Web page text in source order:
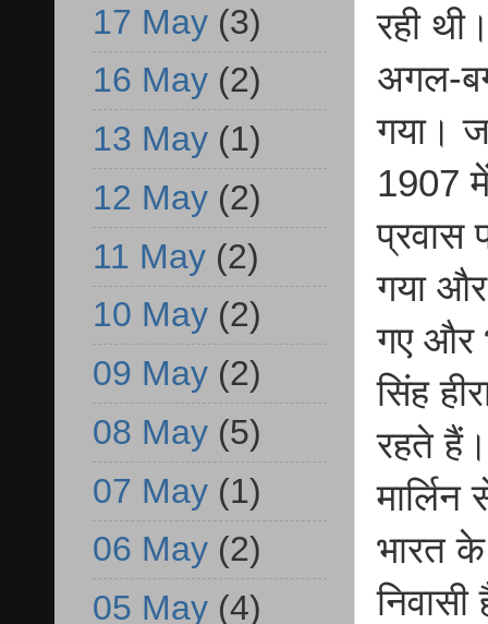
रही
अगल-
गया।
1907
प्रवास
गया
गए और
सिंह
रहते हैं।
भारत
17 May (3)
16 May (2)
13 May (1)
12 May (2)
11 May (2)
10 May (2)
09 May (2)
08 May (5)
07 May (1)
06 May (2)
05 May (4)